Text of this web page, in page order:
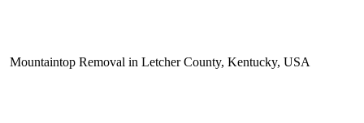
Mountaintop Removal in Letcher County, Kentucky, USA